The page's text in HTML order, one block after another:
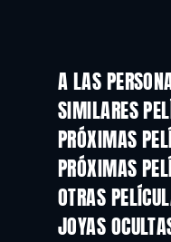
A LAS
SIMILARES
PRÓXIMAS
PRÓXIMAS
OTRAS
JOYAS